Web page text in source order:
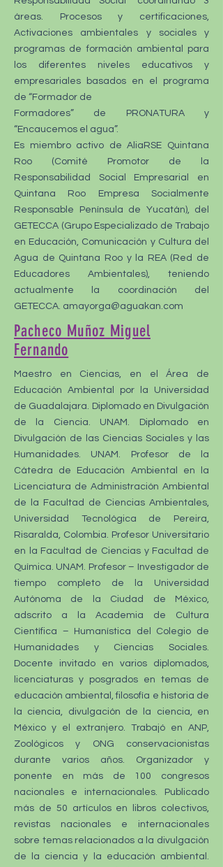
áreas. Procesos y certificaciones,
Activaciones ambientales y sociales y
programas de formación ambiental para
los diferentes niveles educativos y
empresariales basados en el programa
de “Formador de
Formadores” de PRONATURA y
“Encaucemos el agua”.
Es miembro activo de AliaRSE Quintana
Roo (Comité Promotor de la
Responsabilidad Social Empresarial en
Quintana Roo Empresa Socialmente
Responsable Península de Yucatán), del
GETECCA (Grupo Especializado de Trabajo
en Educación, Comunicación y Cultura del
Agua de Quintana Roo y la REA (Red de
Educadores Ambientales), teniendo
actualmente la coordinación del
GETECCA. amayorga@aguakan.com
Pacheco Muñoz Miguel
Fernando
Maestro en Ciencias, en el Área de
Educación Ambiental por la Universidad
de Guadalajara. Diplomado en Divulgación
de la Ciencia. UNAM. Diplomado en
Divulgación de las Ciencias Sociales y las
Humanidades. UNAM. Profesor de la
Cátedra de Educación Ambiental en la
Licenciatura de Administración Ambiental
de la Facultad de Ciencias Ambientales,
Universidad Tecnológica de Pereira,
Risaralda, Colombia. Profesor Universitario
en la Facultad de Ciencias y Facultad de
Química. UNAM. Profesor – Investigador de
tiempo completo de la Universidad
Autónoma de la Ciudad de México,
adscrito a la Academia de Cultura
Científica – Humanística del Colegio de
Humanidades y Ciencias Sociales.
Docente invitado en varios diplomados,
licenciaturas y posgrados en temas de
educación ambiental, filosofía e historia de
la ciencia, divulgación de la ciencia, en
México y el extranjero. Trabajó en ANP,
Zoológicos y ONG conservacionistas
durante varios años. Organizador y
ponente en más de 100 congresos
nacionales e internacionales. Publicado
más de 50 artículos en libros colectivos,
revistas nacionales e internacionales
sobre temas relacionados a la divulgación
de la ciencia y la educación ambiental.